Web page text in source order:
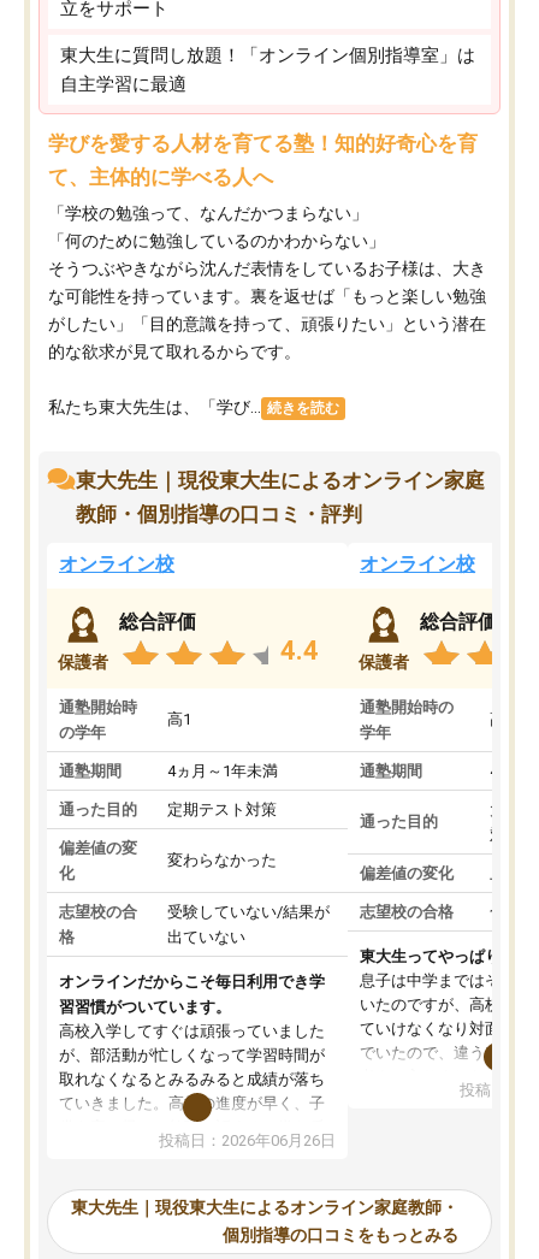
立をサポート
東大生に質問し放題！「オンライン個別指導室」は
自主学習に最適
学びを愛する人材を育てる塾！知的好奇心を育
て、主体的に学べる人へ
「学校の勉強って、なんだかつまらない」
「何のために勉強しているのかわからない」
そうつぶやきながら沈んだ表情をしているお子様は、大き
な可能性を持っています。裏を返せば「もっと楽しい勉強
がしたい」「目的意識を持って、頑張りたい」という潜在
的な欲求が見て取れるからです。
私たち東大先生は、「学び... 続きを読む
東大先生｜現役東大生によるオンライン家庭
教師・個別指導の口コミ・評判
オンライン校
保護者
総合評価
4.4
通塾開始時
の学年
高1
通塾期間 4ヵ月～1年未満
通った目的 定期テスト対策
偏差値の変
化
変わらなかった
志望校の合
格
受験していない/結果が
出ていない
オンラインだからこそ毎日利用でき学
習習慣がついています。
高校入学してすぐは頑張っていました
が、部活動が忙しくなって学習時間が
取れなくなるとみるみると成績が落ち
ていきました。高校の進度が早く、子
供も家に帰って勉強の話すると嫌な反
応を示します。東大先生にお願いして
れるので、親としても安心です。毎日
使える自習室とかもあり、わからない
ところがあれば先生が回答してくれる
投稿日：2026年06月26日
オンライン校
保護者
総合評価
通塾開始時の
学年
高3
通塾期間 4ヵ月
通った目的
大学
対策
偏差値の変化 上が
志望校の合格 合格
東大生ってやっぱりすご
息子は中学まではそこそ
いたのですが、高校に入
ていけなくなり対面の塾
でいたので、違うアプロ
で、当初は模試でD判定
自習室が毎日使えていつ
るのが心強かったよう
謝です。
投稿日：
東大先生｜現役東大生によるオンライン家庭教師・
個別指導の口コミをもっとみる